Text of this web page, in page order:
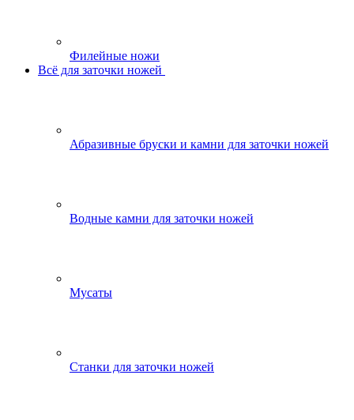
Филейные ножи
Всё для заточки ножей
Абразивные бруски и камни для заточки ножей
Водные камни для заточки ножей
Мусаты
Станки для заточки ножей